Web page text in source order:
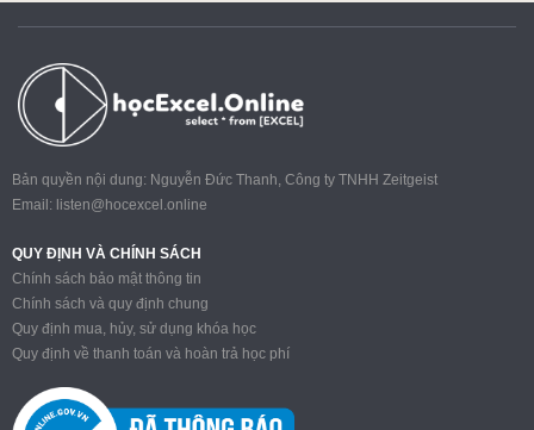
Google Sheet
MOS
Power BI
Bản quyền nội dung: Nguyễn Đức Thanh, Công ty TNHH Zeitgeist
Email: listen@hocexcel.online
QUY ĐỊNH VÀ CHÍNH SÁCH
Chính sách bảo mật thông tin
Chính sách và quy định chung
Quy định mua, hủy, sử dụng khóa học
Quy định về thanh toán và hoàn trả học phí